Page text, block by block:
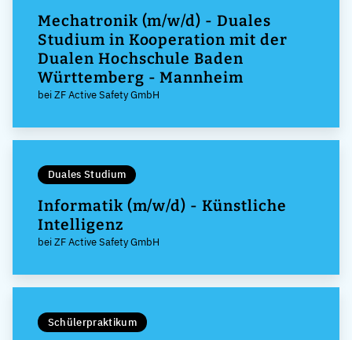
Mechatronik (m/w/d) - Duales
Studium in Kooperation mit der
Dualen Hochschule Baden
Württemberg - Mannheim
bei ZF Active Safety GmbH
Duales Studium
Informatik (m/w/d) - Künstliche
Intelligenz
bei ZF Active Safety GmbH
Schülerpraktikum